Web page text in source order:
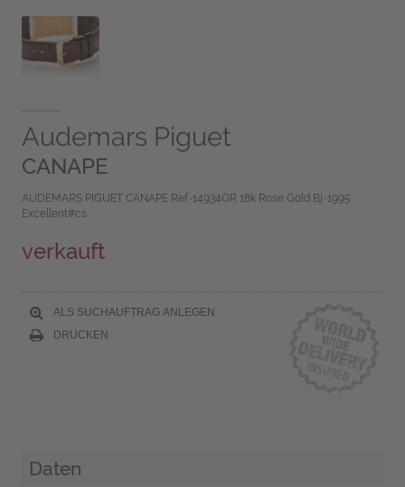
Audemars Piguet
CANAPE
AUDEMARS PIGUET CANAPE Ref-14934OR 18k Rose Gold Bj-1995
Excellent#cs
verkauft
ALS SUCHAUFTRAG ANLEGEN
DRUCKEN
Daten